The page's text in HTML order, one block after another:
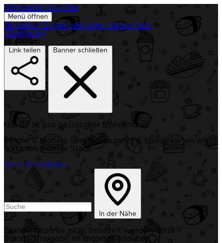
Startseite Alle Orte
Menü öffnen
1€-Aktion Einreichen Über uns Kontakt
Changelog
1€ Aktion
Link teilen Banner schließen
Hol dir 1€ pro bestätigter Einreichung!
Reiche 5 Monate lang Restaurants & Speisekarten ein
und stärke deine Stadt.
Jetzt teilnehmen
In der Nähe
Standort konnte nicht ermittelt werden. Bitte
Standortfreigabe im Browser erlauben.